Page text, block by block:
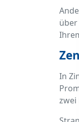
über
In
zwei